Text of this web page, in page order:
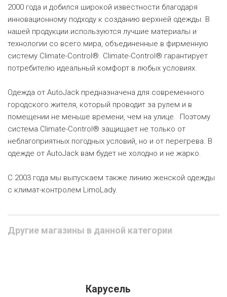
2000 года и добился широкой известности благодаря
инновационному подходу к созданию верхней одежды. В
нашей продукции используются лучшие материалы и
технологии со всего мира, объединенные в фирменную
систему Climate-Control®. Climate-Control® гарантирует
потребителю идеальный комфорт в любых условиях.
Одежда от AutoJack предназначена для современного
городского жителя, который проводит за рулем и в
помещении не меньше времени, чем на улице. Поэтому
система Climate-Control® защищает не только от
неблагоприятных погодных условий, но и от перегрева. В
одежде от AutoJack вам будет не холодно и не жарко.
С 2003 года мы выпускаем также линию женской одежды
c климат-контролем LimoLady.
Другие магазины в данной категории
Карусель